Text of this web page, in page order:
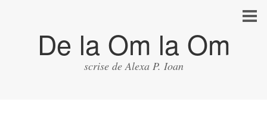
De la Om la Om
scrise de Alexa P. Ioan